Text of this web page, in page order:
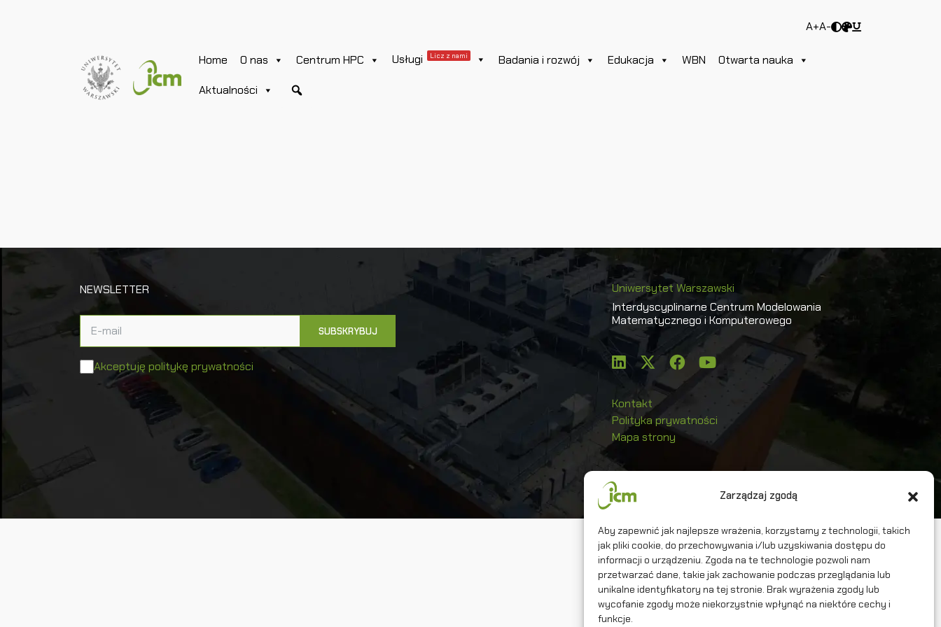
Zarządzaj zgodą
Aby zapewnić jak najlepsze wrażenia, korzystamy z technologii, takich
jak pliki cookie, do przechowywania i/lub uzyskiwania dostępu do
informacji o urządzeniu. Zgoda na te technologie pozwoli nam
przetwarzać dane, takie jak zachowanie podczas przeglądania lub
unikalne identyfikatory na tej stronie. Brak wyrażenia zgody lub
wycofanie zgody może niekorzystnie wpłynąć na niektóre cechy i
funkcje.
A+A-
Home O nas Centrum HPC Usługi Licz z nami Badania i rozwój Edukacja WBN Otwarta nauka
Aktualności
NEWSLETTER
Akceptuję politykę prywatności
Uniwersytet Warszawski
Interdyscyplinarne Centrum Modelowania
Matematycznego i Komputerowego
Kontakt
Polityka prywatności
Mapa strony